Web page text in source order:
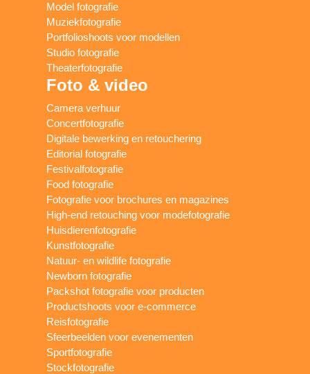
Model fotografie
Muziekfotografie
Portfolioshoots voor modellen
Studio fotografie
Theaterfotografie
Foto & video
Camera verhuur
Concertfotografie
Digitale bewerking en retouchering
Editorial fotografie
Festivalfotografie
Food fotografie
Fotografie voor brochures en magazines
High-end retouching voor modefotografie
Huisdierenfotografie
Kunstfotografie
Natuur- en wildlife fotografie
Newborn fotografie
Packshot fotografie voor producten
Productshoots voor e-commerce
Reisfotografie
Sfeerbeelden voor evenementen
Sportfotografie
Stockfotografie